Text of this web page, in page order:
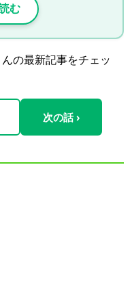
む
の最新記事をチェッ
次の話 ›